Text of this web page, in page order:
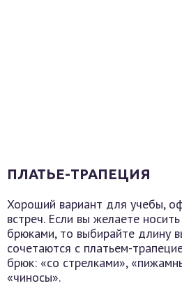
ПЛАТЬЕ-ТРАПЕЦИЯ
Хороший вариант для учебы,
встреч. Если вы желаете
брюками, то выбирайте длину
сочетаются с платьем-
брюк: «со стрелками»,
«чиносы».